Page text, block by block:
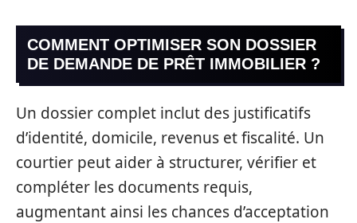
COMMENT OPTIMISER SON DOSSIER
DE DEMANDE DE PRÊT IMMOBILIER ?
Un dossier complet inclut des justificatifs
d’identité, domicile, revenus et fiscalité. Un
courtier peut aider à structurer, vérifier et
compléter les documents requis,
augmentant ainsi les chances d’acceptation